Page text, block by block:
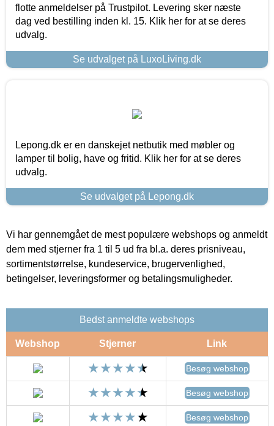
flotte anmeldelser på Trustpilot. Levering sker næste
dag ved bestilling inden kl. 15. Klik her for at se deres
udvalg.
Se udvalget på LuxoLiving.dk
Lepong.dk er en danskejet netbutik med møbler og
lamper til bolig, have og fritid. Klik her for at se deres
udvalg.
Se udvalget på Lepong.dk
Vi har gennemgået de mest populære webshops og anmeldt
dem med stjerner fra 1 til 5 ud fra bl.a. deres prisniveau,
sortimentstørrelse, kundeservice, brugervenlighed,
betingelser, leveringsformer og betalingsmuligheder.
Bedst anmeldte webshops
Webshop Stjerner Link
Besøg webshop
Besøg webshop
Besøg webshop